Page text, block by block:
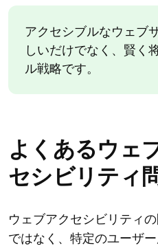
アクセシブルなウェブ
しいだけでなく、賢く
ル戦略です。
よくあるウェ
セシビリティ
ウェブアクセシビリティ
ではなく、特定のユーザ